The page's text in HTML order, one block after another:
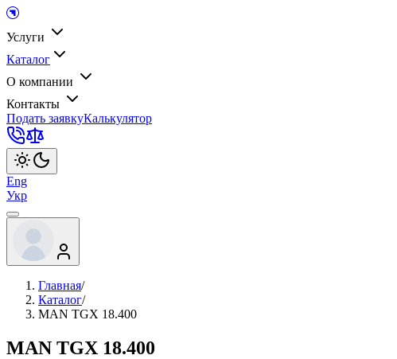
Услуги
Каталог
О компании
Контакты
Подать заявкуКалькулятор
Eng
Укр
Главная/
Каталог/
MAN TGX 18.400
MAN TGX 18.400